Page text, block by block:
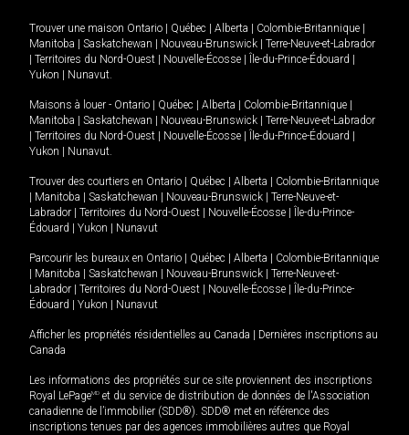
Trouver une maison Ontario Québec Alberta Colombie-Britannique
Manitoba
Saskatchewan Nouveau-Brunswick
Terre-Neuve-et-Labrador
Territoires du Nord-Ouest Nouvelle-Écosse Île-du-Prince-Édouard
Yukon
Nunavut.
Maisons à louer - Ontario Québec Alberta Colombie-Britannique
Manitoba
Saskatchewan Nouveau-Brunswick
Terre-Neuve-et-Labrador
Territoires du Nord-Ouest Nouvelle-Écosse Île-du-Prince-Édouard
Yukon
Nunavut.
Trouver des courtiers en Ontario Québec Alberta
Colombie-Britannique
Manitoba Saskatchewan Nouveau-Brunswick
Terre-Neuve-et-
Labrador
Territoires du Nord-Ouest Nouvelle-Écosse
Île-du-Prince-
Édouard
Yukon Nunavut
Parcourir les bureaux en Ontario Québec Alberta
Colombie-Britannique
Manitoba Saskatchewan Nouveau-Brunswick
Terre-Neuve-et-
Labrador
Territoires du Nord-Ouest Nouvelle-Écosse
Île-du-Prince-
Édouard
Yukon Nunavut
Afficher les propriétés résidentielles au Canada
Dernières inscriptions au
Canada
Les informations des propriétés sur ce site proviennent des inscriptions
Royal LePageMD et du service de distribution de données de l'Association
canadienne de l’immobilier (SDD®). SDD® met en référence des
inscriptions tenues par des agences immobilières autres que Royal